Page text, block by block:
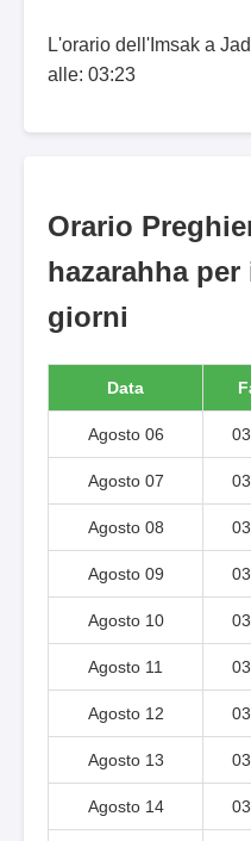
L'orario dell'Imsak a
alle: 03:23
Orario
hazarahha
giorni
Data
Agosto 06
Agosto 07
Agosto 08
Agosto 09
Agosto 10
Agosto 11
Agosto 12
Agosto 13
Agosto 14